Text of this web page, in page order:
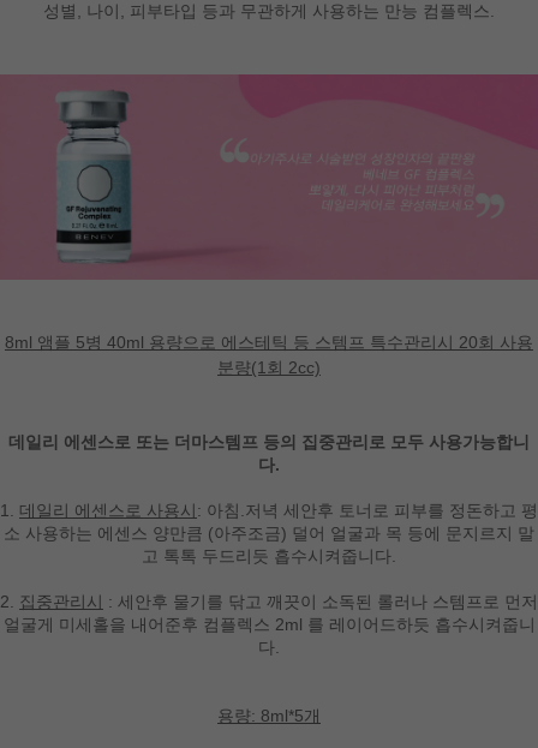
성별, 나이, 피부타입 등과 무관하게 사용하는 만능 컴플렉스.
8ml 앰플 5병 40ml 용량으로 에스테틱 등 스템프 특수관리시 20회 사용
분량(1회 2cc)
데일리 에센스로 또는 더마스템프 등의 집중관리로 모두 사용가능합니
다.
1. 데일리 에센스로 사용시 : 아침.저녁 세안후 토너로 피부를 정돈하고 평
소 사용하는 에센스 양만큼 (아주조금) 덜어 얼굴과 목 등에 문지르지 말
고 톡톡 두드리듯 흡수시켜줍니다.
2. 집중관리시
: 세안후 물기를 닦고 깨끗이 소독된 롤러나 스템프로 먼저
얼굴게 미세홀을 내어준후 컴플렉스 2ml 를 레이어드하듯 흡수시켜줍니
다.
용량: 8ml*5개